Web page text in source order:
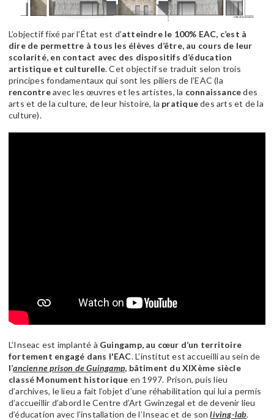
L’objectif fixé par l’État est d’atteindre le 100% EAC, c’est à
dire de permettre à tous les élèves d’être, au cours de leur
scolarité, en contact avec des dispositifs d’éducation
artistique et culturelle. Cet objectif se traduit selon trois
principes fondamentaux qui sont les piliers de l’EAC (la
rencontreavec les œuvres et les artistes, la connaissancedes
arts et de la culture, de leur histoire, la pratiquedes arts et de la
culture).
L’Inseac est implanté à Guingamp, au cœur d’un territoire
fortement engagé dans l'EAC. L’institut est accueilli au sein de
l’ancienne prison de Guingamp, bâtiment du XIXème siècle
classé Monument historique en 1997. Prison, puis lieu
d’archives, le lieu a fait l’objet d’une réhabilitation qui lui a permis
d’accueillir d’abord le Centre d’Art Gwinzegal et de devenir lieu
d’éducation avec l’installation de l’Inseac et de sonliving-lab.